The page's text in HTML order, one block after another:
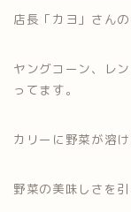
店長「カヨ」さん
ヤングコーン、レ
ってます。
カリーに野菜が溶
野菜の美味しさを